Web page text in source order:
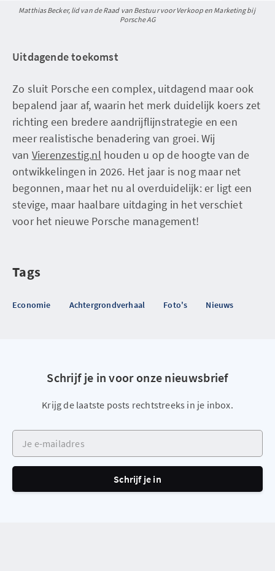
Matthias Becker, lid van de Raad van Bestuur voor Verkoop en Marketing bij
Porsche AG
Uitdagende toekomst
Zo sluit Porsche een complex, uitdagend maar ook
bepalend jaar af, waarin het merk duidelijk koers zet
richting een bredere aandrijflijnstrategie en een
meer realistische benadering van groei. Wij
van Vierenzestig.nl houden u op de hoogte van de
ontwikkelingen in 2026. Het jaar is nog maar net
begonnen, maar het nu al overduidelijk: er ligt een
stevige, maar haalbare uitdaging in het verschiet
voor het nieuwe Porsche management!
Tags
Economie Achtergrondverhaal Foto's Nieuws
Schrijf je in voor onze nieuwsbrief
Krijg de laatste posts rechtstreeks in je inbox.
Je e-mailadres
Schrijf je in